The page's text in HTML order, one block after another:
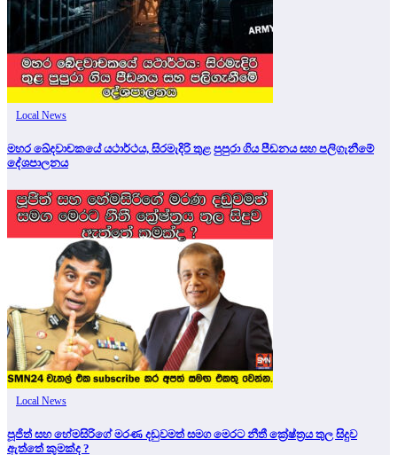
Local News
මහර ඛේදවාචකයේ යථාර්ථය, සිරමැදිරි තුළ පුපුරා ගිය පීඩනය සහ පලිගැනීමේ
දේශපාලනය
Local News
පූජිත් සහ හේමසිරිගේ මරණ දඩුවමත් සමග මෙරට නීතී ක්‍රේෂ්ත්‍රය තුල සිදුව
ඇත්තේ කුමක්ද ?